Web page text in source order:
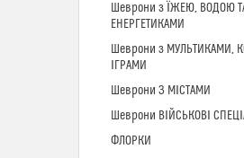
Шеврони з ЇЖЕЮ, ВОДОЮ
ЕНЕРГЕТИКАМИ
Шеврони з МУЛЬТИКАМИ,
ІГРАМИ
Шеврони З МІСТАМИ
Шеврони ВІЙСЬКОВІ
ФЛОРКИ